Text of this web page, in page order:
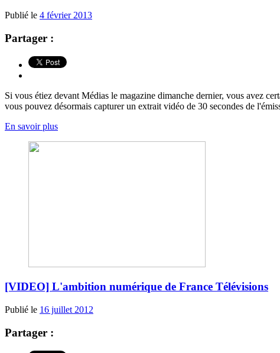
Publié le 4 février 2013
Partager :
Si vous étiez devant Médias le magazine dimanche dernier, vous avez
vous pouvez désormais capturer un extrait vidéo de 30 secondes de
En savoir plus
[VIDEO] L'ambition numérique de France Télévisions
Publié le 16 juillet 2012
Partager :